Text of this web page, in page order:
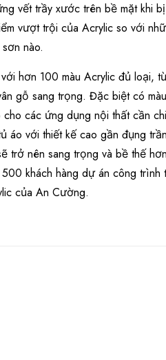
vết trầy xước trên bề mặt khi bị
vượt trội của Acrylic so với
nào.
hơn 100 màu Acrylic đủ loại,
gỗ sang trọng. Đặc biệt có màu
các ứng dụng nội thất cần
áo với thiết kế cao gần đụng
trở nên sang trọng và bề thế
khách hàng dự án công trình
của An Cường.